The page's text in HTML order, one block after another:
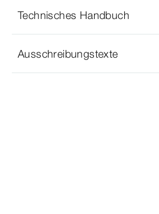
Technisches Handbuch
Ausschreibungstexte